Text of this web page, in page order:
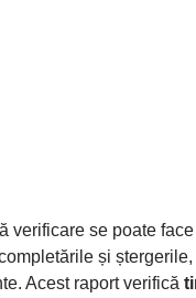
verificare se poate
și
Acest raport verifică